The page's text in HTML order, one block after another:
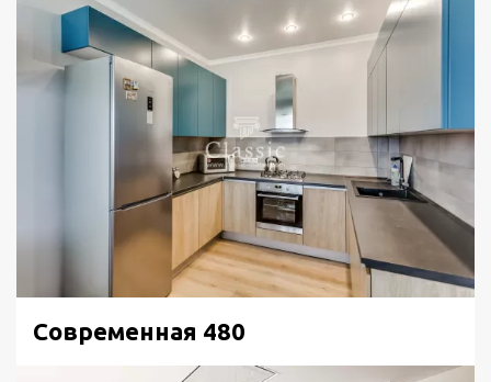
стекла. Места креплений стекла планируются заранее,
до того, как стекло попадет в печь. Это важно, так как
закаленное стекло не поддается дополнительной
механической обработке. Оно устанавливается в
готовом виде. Поэтому дизайнер Классик уделит
планированию стекла особое внимание и предупредит
заказчиков, что стекло изготавливается и
устанавливается только после монтажа кухонного
гарнитура.
Мебель на фото включает столешницу из
над всеми тумбами, а также переходит в барную стойку,
которая опирается на ногу из такого же материала.
Современная 480